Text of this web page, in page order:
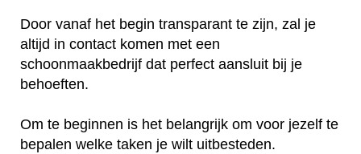
Door vanaf het begin transparant te zijn, zal je
altijd in contact komen met een
schoonmaakbedrijf dat perfect aansluit bij je
behoeften.
Om te beginnen is het belangrijk om voor jezelf te
bepalen welke taken je wilt uitbesteden.